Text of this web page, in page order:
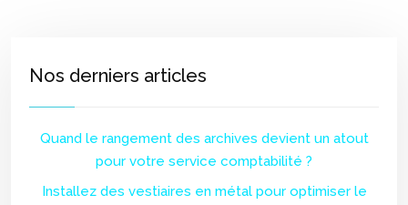
Nos derniers articles
Quand le rangement des archives devient un atout
pour votre service comptabilité ?
Installez des vestiaires en métal pour optimiser le